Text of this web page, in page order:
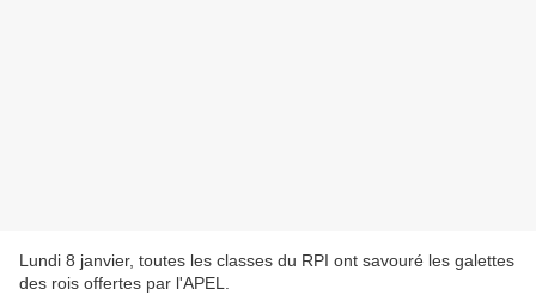
Lundi 8 janvier, toutes les classes du RPI ont savouré les galettes
des rois offertes par l'APEL.